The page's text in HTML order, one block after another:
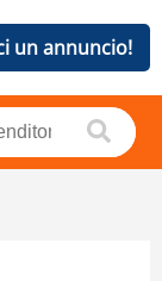
un annuncio!